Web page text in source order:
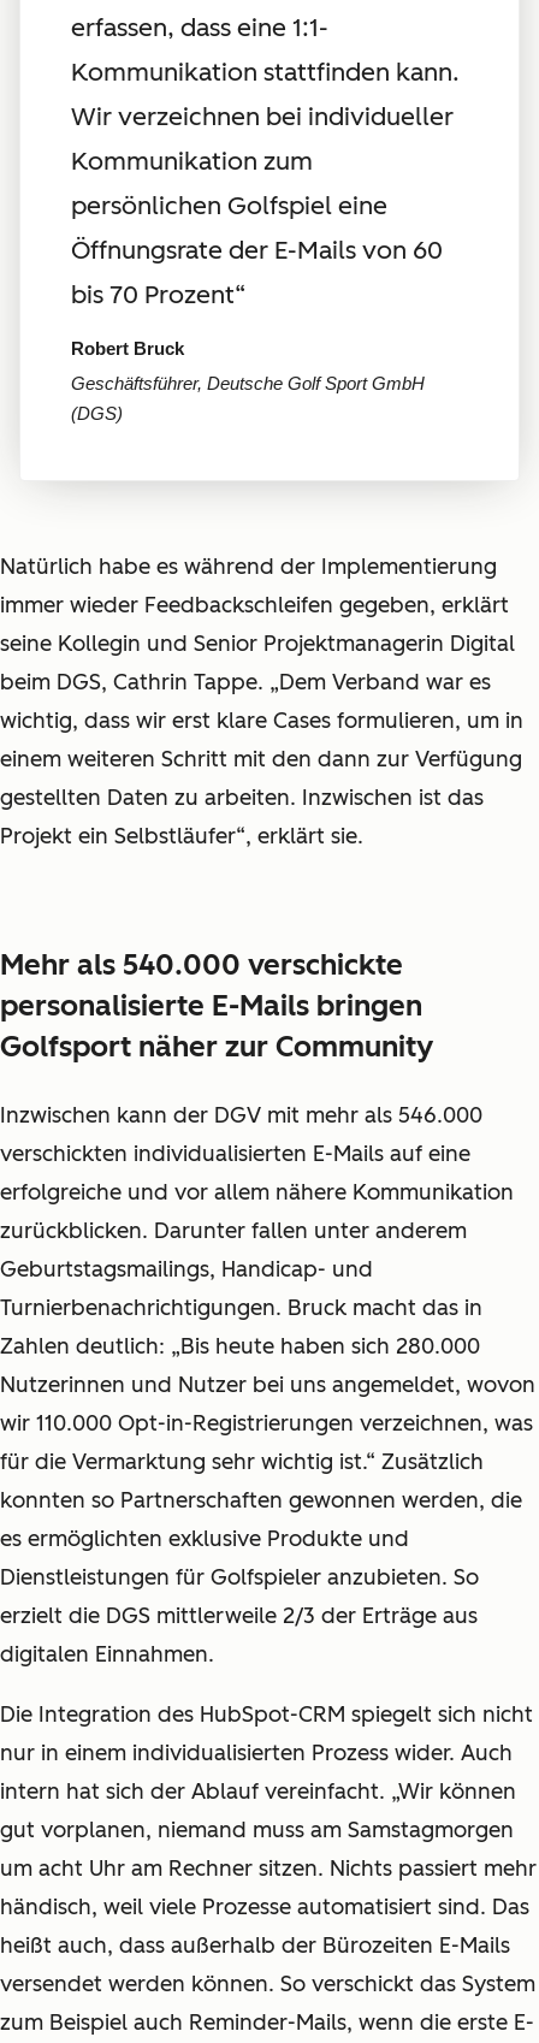
erfassen, dass eine 1:1-
Kommunikation stattfinden kann.
Wir verzeichnen bei individueller
Kommunikation zum
persönlichen Golfspiel eine
Öffnungsrate der E-Mails von 60
bis 70 Prozent“
Robert Bruck
Geschäftsführer, Deutsche Golf Sport GmbH
(DGS)
Natürlich habe es während der Implementierung
immer wieder Feedbackschleifen gegeben, erklärt
seine Kollegin und Senior Projektmanagerin Digital
beim DGS, Cathrin Tappe. „Dem Verband war es
wichtig, dass wir erst klare Cases formulieren, um in
einem weiteren Schritt mit den dann zur Verfügung
gestellten Daten zu arbeiten. Inzwischen ist das
Projekt ein Selbstläufer“, erklärt sie.
Mehr als 540.000 verschickte
personalisierte E-Mails bringen
Golfsport näher zur Community
Inzwischen kann der DGV mit mehr als 546.000
verschickten individualisierten E-Mails auf eine
erfolgreiche und vor allem nähere Kommunikation
zurückblicken. Darunter fallen unter anderem
Geburtstagsmailings, Handicap- und
Turnierbenachrichtigungen. Bruck macht das in
Zahlen deutlich: „Bis heute haben sich 280.000
Nutzerinnen und Nutzer bei uns angemeldet, wovon
wir 110.000 Opt-in-Registrierungen verzeichnen, was
für die Vermarktung sehr wichtig ist.“ Zusätzlich
konnten so Partnerschaften gewonnen werden, die
es ermöglichten exklusive Produkte und
Dienstleistungen für Golfspieler anzubieten. So
erzielt die DGS mittlerweile 2/3 der Erträge aus
digitalen Einnahmen.
Die Integration des HubSpot-CRM spiegelt sich nicht
nur in einem individualisierten Prozess wider. Auch
intern hat sich der Ablauf vereinfacht. „Wir können
gut vorplanen, niemand muss am Samstagmorgen
um acht Uhr am Rechner sitzen. Nichts passiert mehr
händisch, weil viele Prozesse automatisiert sind. Das
heißt auch, dass außerhalb der Bürozeiten E-Mails
versendet werden können. So verschickt das System
zum Beispiel auch Reminder-Mails, wenn die erste E-